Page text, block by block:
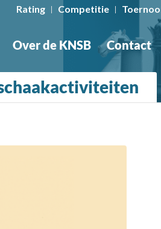
Rating Competitie
Over de KNSB Contact